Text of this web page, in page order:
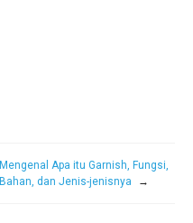
Mengenal Apa itu Garnish, Fungsi,
Bahan, dan Jenis-jenisnya
→